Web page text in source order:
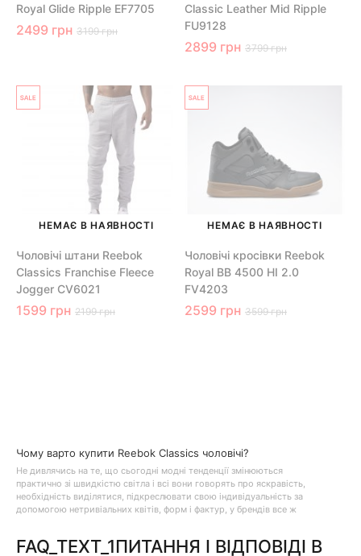
Royal Glide Ripple EF7705
2499 грн 3199 грн
Classic Leather Mid Ripple
FU9128
2899 грн 3799 грн
НЕМАЄ В НАЯВНОСТІ
Чоловічі штани Reebok
Classics Franchise Fleece
Jogger CV6021
1599 грн 2199 грн
НЕМАЄ В НАЯВНОСТІ
Чоловічі кросівки Reebok
Royal BB 4500 HI 2.0
FV4203
2599 грн 3599 грн
Чому варто купити Reebok Classics чоловічі?
Не дивлячись на те, що сьогодні модні тенденції змінюються
практично зі швидкістю світла і всі вони говорять про яскравість,
необхідність виділятися, підкреслювати свою індивідуальність за
допомогою нетривіальних квітів, форм і фактур, у брендів все ж
сумнівів це лінійка одягу та взуття чоловічі Reebok Classics. Причому
FAQ_TEXT_1ПИТАННЯ І ВІДПОВІДІ В